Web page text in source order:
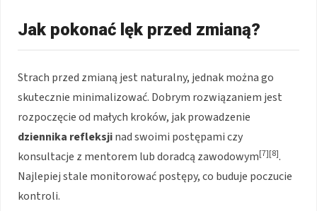
Jak pokonać lęk przed zmianą?
Strach przed zmianą jest naturalny, jednak można go
skutecznie minimalizować. Dobrym rozwiązaniem jest
rozpoczęcie od małych kroków, jak prowadzenie
dziennika refleksjinad swoimi postępami czy
konsultacje z mentorem lub doradcą zawodowym[7][8].
Najlepiej stale monitorować postępy, co buduje poczucie
kontroli.